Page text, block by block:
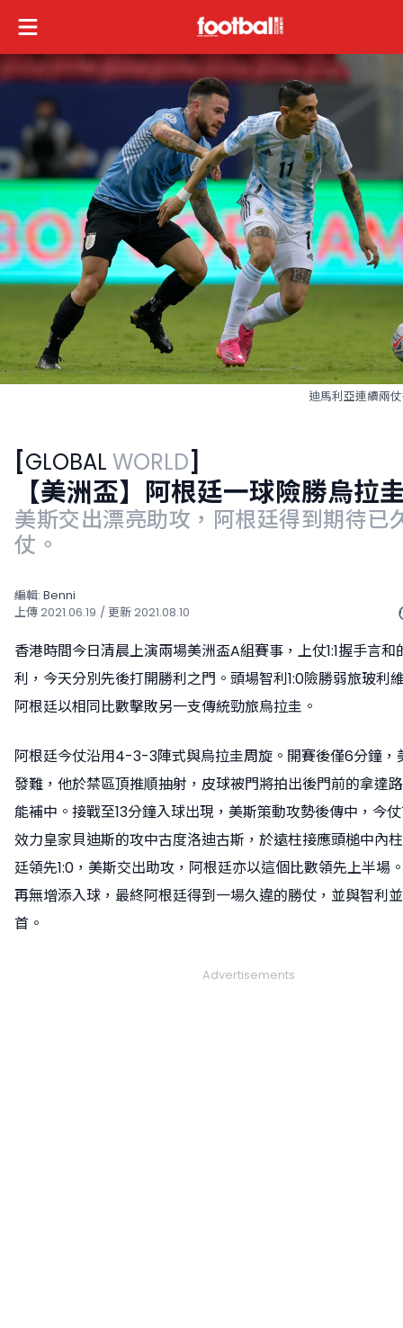
蘇亞雷斯與奧達
GLOBAL WORLD
【美洲盃】阿根廷一球險勝烏拉
美斯交出漂亮助攻，阿根廷得到期待已
仗。
編輯: Benni
上傳2021.06.19 / 更新2021.08.10
香港時間今日清晨上演兩場美洲盃A組賽事，上仗1:1握手言和
利，今天分別先後打開勝利之門。頭場智利1:0險勝弱旅玻利
阿根廷以相同比數擊敗另一支傳統勁旅烏拉圭。
阿根廷今仗沿用4-3-3陣式與烏拉圭周旋。開賽後僅6分鐘，
發難，他於禁區頂推順抽射，皮球被門將拍出後門前的拿達
能補中。接戰至13分鐘入球出現，美斯策動攻勢後傳中，今
效力皇家貝迪斯的攻中古度洛迪古斯，於遠柱接應頭槌中內
廷領先1:0，美斯交出助攻，阿根廷亦以這個比數領先上半場
再無增添入球，最終阿根廷得到一場久違的勝仗，並與智利
首。
Advertisements